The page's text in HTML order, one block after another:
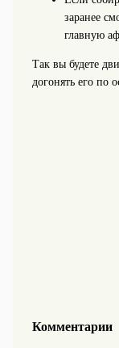
заранее
главную
Так вы будете
догонять его по
Комментарии